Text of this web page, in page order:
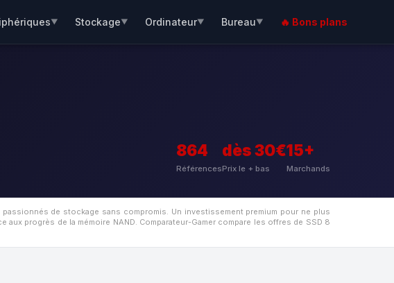
▼ Stockage▼ Ordinateur▼ Bureau▼ 🔥 Bons plans
864
Références
dès 30€
Prix le + bas
15+
Marchands
de stockage sans compromis. Un investissement premium pour ne plus
progrès de la mémoire NAND. Comparateur-Gamer compare les offres de SSD 8